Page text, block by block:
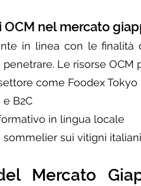
nel mercato
in linea con le
Le risorse OCM
come Foodex Tokyo
B2C
in lingua locale
sui vitigni italiani
Mercato